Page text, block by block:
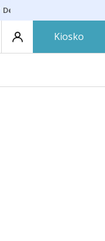
Derrama vecinos
Kiosko